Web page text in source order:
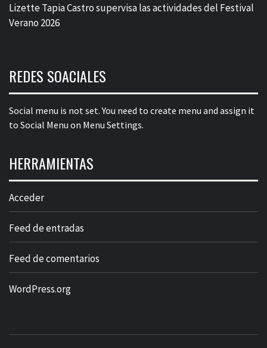
Lizette Tapia Castro supervisa las actividades del Festival
Verano 2026
REDES SOACIALES
Social menu is not set. You need to create menu and assign it
to Social Menu on Menu Settings.
HERRAMIENTAS
Acceder
Feed de entradas
Feed de comentarios
WordPress.org